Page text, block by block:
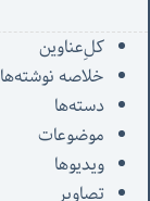
کل‌ِعناوین
خلاصه نوشته‌ها
دسته‌ها
موضوعات
ویدیوها
تصاویر